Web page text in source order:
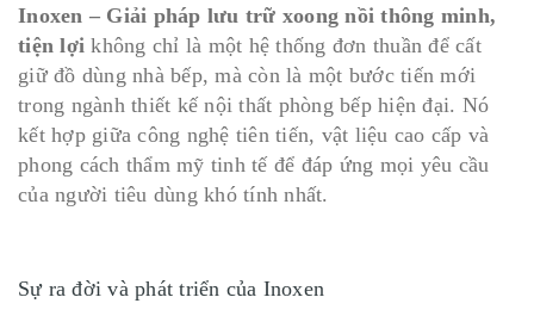
Inoxen – Giải pháp lưu trữ xoong nồi thông minh,
tiện lợi không chỉ là một hệ thống đơn thuần để cất
giữ đồ dùng nhà bếp, mà còn là một bước tiến mới
trong ngành thiết kế nội thất phòng bếp hiện đại. Nó
kết hợp giữa công nghệ tiên tiến, vật liệu cao cấp và
phong cách thẩm mỹ tinh tế để đáp ứng mọi yêu cầu
của người tiêu dùng khó tính nhất.
Sự ra đời và phát triển của Inoxen